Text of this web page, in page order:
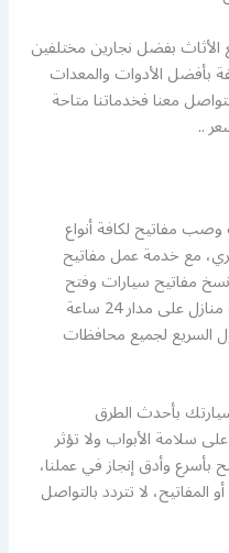
الأثاث بفضل نجارين مختلفين
بأفضل الأدوات والمعدات
معنا فخدماتنا متاحة
..
مفاتيح لكافة أنواع
مع خدمة عمل مفاتيح
مفاتيح سيارات وفتح
تجوري وعمل مفاتيح جديد، فتح أبواب منازل على مدار 24 ساعة
السريع لجميع محافظات
بأحدث الطرق
سلامة الأبواب ولا تؤثر
وأدق إنجاز في عملنا،
لا تتردد بالتواصل